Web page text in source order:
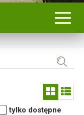
tylko dostępne